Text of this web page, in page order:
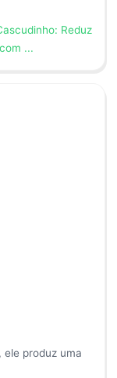
Reduz
...
ele produz uma